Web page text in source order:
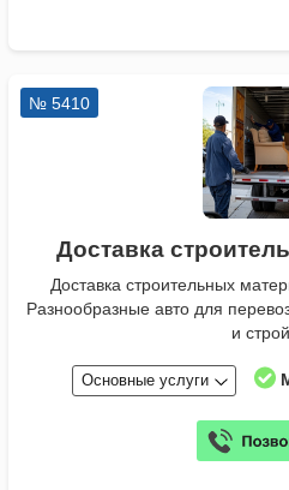
№ 5410
Доставка
Доставка строительных
Разнообразные авто для
и
Основные услуги